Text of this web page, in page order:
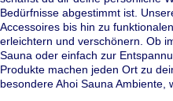
Bedürfnisse abgestimmt ist.
Accessoires bis hin zu
erleichtern und verschönern. Ob
Sauna oder einfach zur
Produkte machen jeden Ort zu
besondere Ahoi Sauna Ambiente,